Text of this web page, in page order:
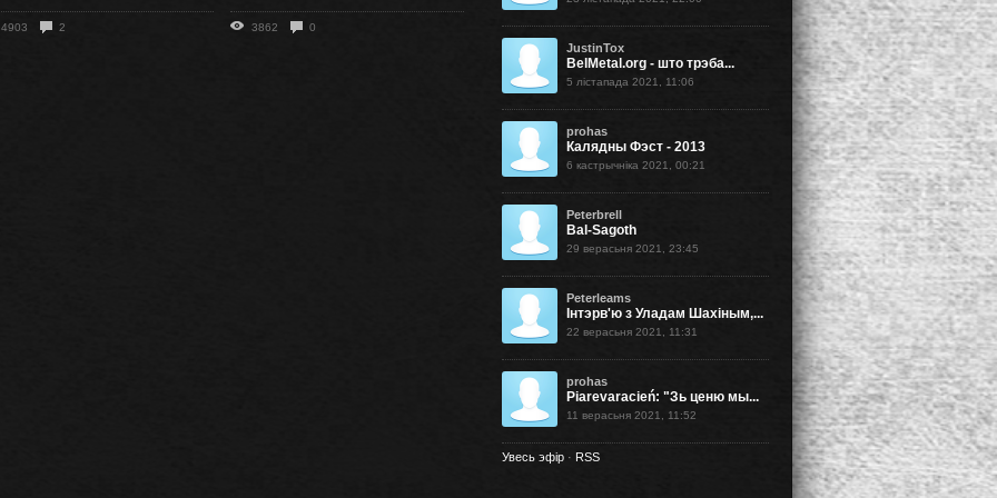
JustinTox
BelMetal.org - што трэба...
5 лістапада 2021, 11:06
prohas
Калядны Фэст - 2013
6 кастрычніка 2021, 00:21
Peterbrell
Bal-Sagoth
29 верасьня 2021, 23:45
Peterleams
Інтэрв'ю з Уладам Шахіным,...
22 верасьня 2021, 11:31
prohas
Piarevaracień: "Зь ценю мы...
11 верасьня 2021, 11:52
Увесь эфір · RSS
4903 2 3862 0